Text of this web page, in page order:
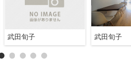
武田旬子 武田旬子